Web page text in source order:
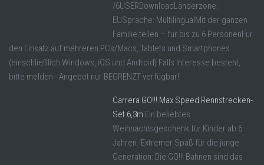
/6USERDownloadLänderzone:
EUSprache: MultilingualMit der ganzen
Familie teilen – für bis zu 6 PersonenFür
den Einsatz auf mehreren PCs/Macs, Tablets und Smartphones
(einschließlich Windows, iOS und Android) Falls Interesse besteht,
bitte melden - Angebot nur BEGRENZT verfügbar!
Carrera GO!!! Max Speed Rennstrecken-
Set 6,3m Ein beliebtes
Weihnachtsgeschenk für Kinder ab 6
Jahren. Extremer Spaß für die junge
Generation: Die GO!!! Bahnen sind das